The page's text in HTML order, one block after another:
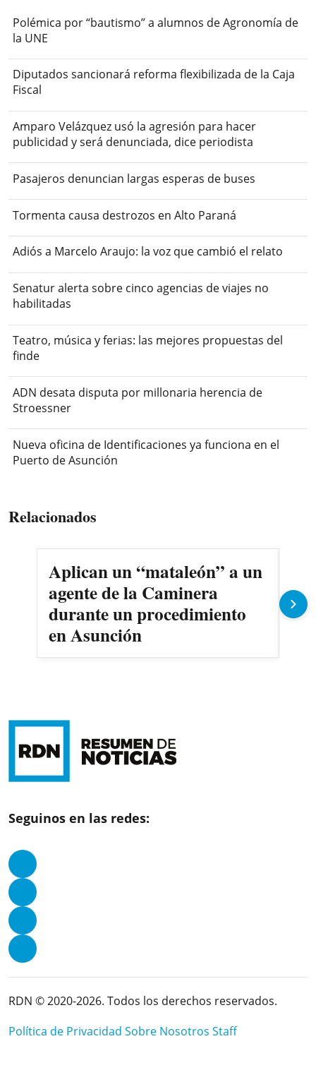
Polémica por “bautismo” a alumnos de Agronomía de
la UNE
Diputados sancionará reforma flexibilizada de la Caja
Fiscal
Amparo Velázquez usó la agresión para hacer
publicidad y será denunciada, dice periodista
Pasajeros denuncian largas esperas de buses
Tormenta causa destrozos en Alto Paraná
Adiós a Marcelo Araujo: la voz que cambió el relato
Senatur alerta sobre cinco agencias de viajes no
habilitadas
Teatro, música y ferias: las mejores propuestas del
finde
ADN desata disputa por millonaria herencia de
Stroessner
Nueva oficina de Identificaciones ya funciona en el
Puerto de Asunción
Relacionados
Aplican un “mataleón” a un
agente de la Caminera
durante un procedimiento
en Asunción
Seguinos en las redes:
RDN © 2020-2026. Todos los derechos reservados.
Política de Privacidad Sobre Nosotros Staff